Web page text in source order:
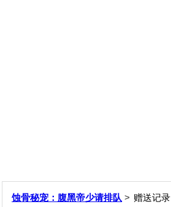
蚀骨秘宠：腹黑帝少请排队 > 赠送记录